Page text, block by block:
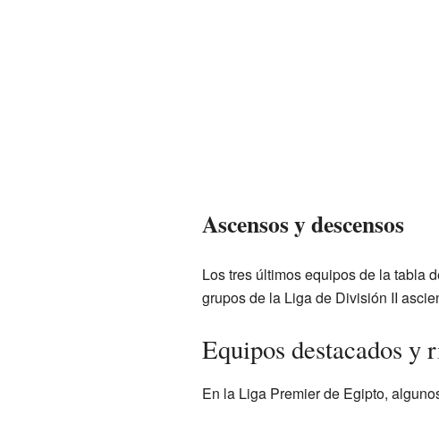
Ascensos y descensos
Los tres últimos equipos de la tabla
grupos de la Liga de División II
Equipos destacados y
En la Liga Premier de Egipto,